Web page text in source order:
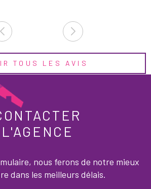
TOUS LES AVIS
L'AGENCE
nous ferons de notre mieux
dans les meilleurs délais.